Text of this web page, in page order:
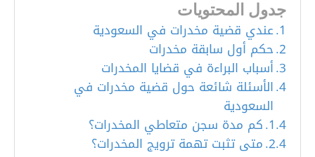
جدول المحتويات
عندي قضية مخدرات في السعودية
حكم أول سابقة مخدرات
أسباب البراءة في قضايا المخدرات
الأسئلة شائعة حول قضية مخدرات في
السعودية
كم مدة سجن متعاطي المخدرات؟
متى تثبت تهمة ترويج المخدرات؟